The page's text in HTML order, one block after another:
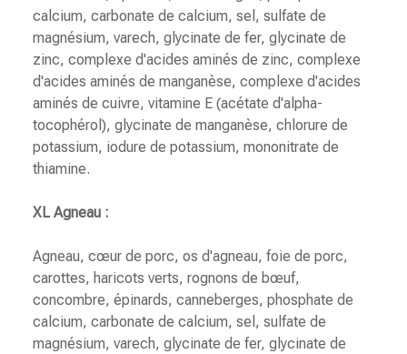
calcium, carbonate de calcium, sel, sulfate de
magnésium, varech, glycinate de fer, glycinate de
zinc, complexe d'acides aminés de zinc, complexe
d'acides aminés de manganèse, complexe d'acides
aminés de cuivre, vitamine E (acétate d'alpha-
tocophérol), glycinate de manganèse, chlorure de
potassium, iodure de potassium, mononitrate de
thiamine.
XL Agneau :
Agneau, cœur de porc, os d'agneau, foie de porc,
carottes, haricots verts, rognons de bœuf,
concombre, épinards, canneberges, phosphate de
calcium, carbonate de calcium, sel, sulfate de
magnésium, varech, glycinate de fer, glycinate de